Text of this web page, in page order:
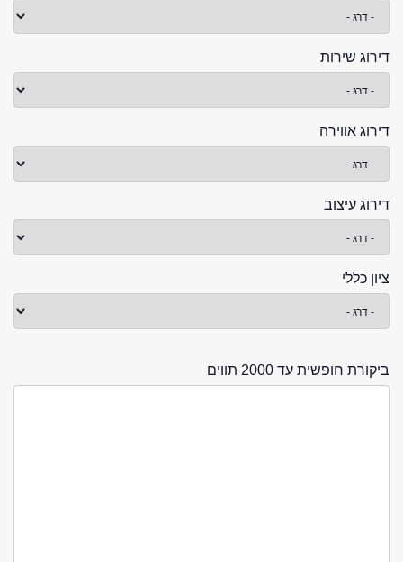
דירוג שירות
דירוג אווירה
דירוג עיצוב
ציון כללי
ביקורת חופשית עד 2000 תווים